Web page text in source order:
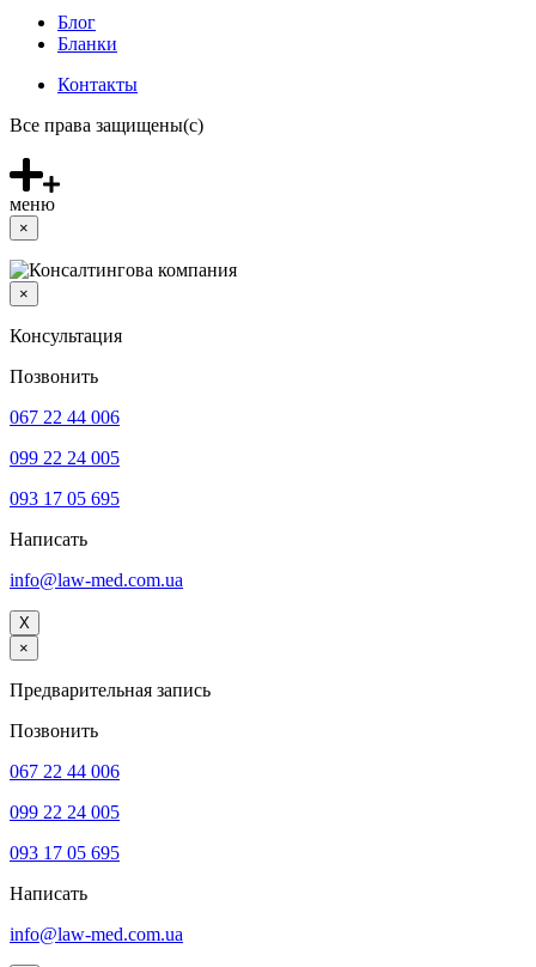
Блог
Бланки
Контакты
Все права защищены(с)
меню
×
×
Консультация
Позвонить
067 22 44 006
099 22 24 005
093 17 05 695
Написать
info@law-med.com.ua
X
×
Предварительная запись
Позвонить
067 22 44 006
099 22 24 005
093 17 05 695
Написать
info@law-med.com.ua